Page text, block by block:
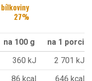
bílkoviny
27%
na 100 g
na 1 porci
360 kJ
2 701 kJ
86 kcal
646 kcal